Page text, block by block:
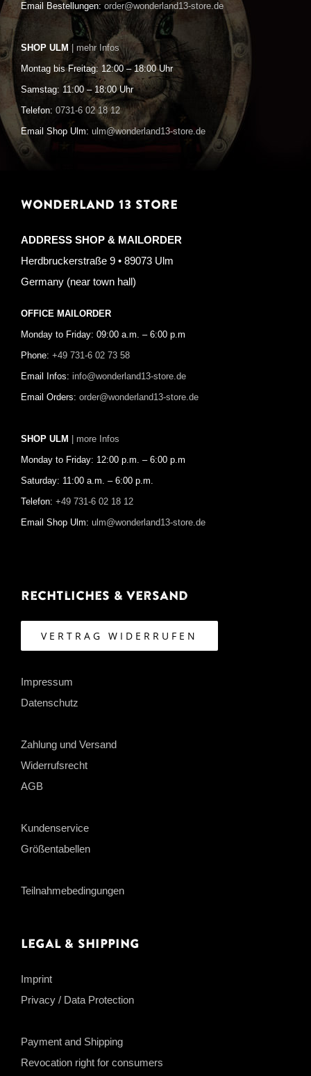
Email Bestellungen: order@wonderland13-store.de
SHOP ULM | mehr Infos
Montag bis Freitag: 12:00 – 18:00 Uhr
Samstag: 11:00 – 18:00 Uhr
Telefon: 0731-6 02 18 12
Email Shop Ulm: ulm@wonderland13-store.de
WONDERLAND 13 STORE
ADDRESS SHOP & MAILORDER
Herdbruckerstraße 9 • 89073 Ulm
Germany (near town hall)
OFFICE MAILORDER
Monday to Friday: 09:00 a.m. – 6:00 p.m
Phone: +49 731-6 02 73 58
Email Infos: info@wonderland13-store.de
Email Orders: order@wonderland13-store.de
SHOP ULM | more Infos
Monday to Friday: 12:00 p.m. – 6:00 p.m
Saturday: 11:00 a.m. – 6:00 p.m.
Telefon: +49 731-6 02 18 12
Email Shop Ulm: ulm@wonderland13-store.de
Rechtliches & Versand
VERTRAG WIDERRUFEN
Impressum
Datenschutz
Zahlung und Versand
Widerrufsrecht
AGB
Kundenservice
Größentabellen
Teilnahmebedingungen
Legal & Shipping
Imprint
Privacy / Data Protection
Payment and Shipping
Revocation right for consumers